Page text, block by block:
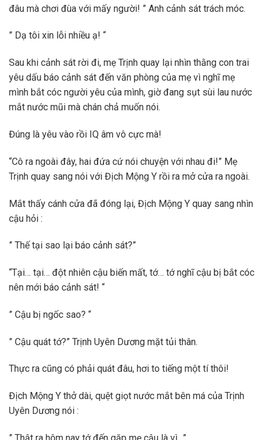
đâu mà chơi đùa với mấy người! ” Anh cảnh sát trách móc.
” Dạ tôi xin lỗi nhiều ạ! “
Sau khi cảnh sát rời đi, mẹ Trịnh quay lại nhìn thằng con trai
yêu dấu báo cảnh sát đến văn phòng của mẹ vì nghĩ mẹ
mình bắt cóc người yêu của mình, giờ đang sụt sùi lau nước
mắt nước mũi mà chán chả muốn nói.
Đúng là yêu vào rồi IQ âm vô cực mà!
“Cô ra ngoài đây, hai đứa cứ nói chuyện với nhau đi!” Mẹ
Trịnh quay sang nói với Địch Mộng Y rồi ra mở cửa ra ngoài.
Mắt thấy cánh cửa đã đóng lại, Địch Mộng Y quay sang nhìn
cậu hỏi :
” Thế tại sao lại báo cảnh sát?”
“Tại… tại… đột nhiên cậu biến mất, tớ… tớ nghĩ cậu bị bắt cóc
nên mới báo cảnh sát! “
” Cậu bị ngốc sao? “
” Cậu quát tớ?” Trịnh Uyên Dương mặt tủi thân.
Thực ra cũng có phải quát đâu, hơi to tiếng một tí thôi!
Địch Mộng Y thở dài, quệt giọt nước mắt bên má của Trịnh
Uyên Dương nói :